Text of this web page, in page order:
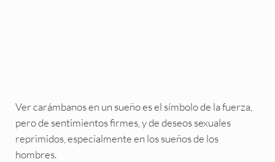
Ver carámbanos en un sueño es el símbolo de la fuerza,
pero de sentimientos firmes, y de deseos sexuales
reprimidos, especialmente en los sueños de los
hombres.